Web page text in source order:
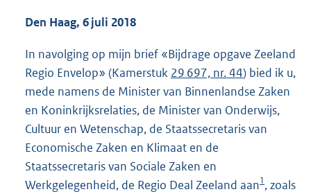
Den Haag, 6 juli 2018
In navolging op mijn brief «Bijdrage opgave Zeeland
Regio Envelop» (Kamerstuk 29 697, nr. 44) bied ik u,
mede namens de Minister van Binnenlandse Zaken
en Koninkrijksrelaties, de Minister van Onderwijs,
Cultuur en Wetenschap, de Staatssecretaris van
Economische Zaken en Klimaat en de
Staatssecretaris van Sociale Zaken en
Werkgelegenheid, de Regio Deal Zeeland aan1, zoals